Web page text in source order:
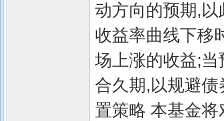
动方向的预期,
收益率曲线下移
场上涨的收益;
合久期,以规避
置策略 本基金